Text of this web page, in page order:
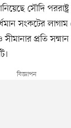
সৌদি
সংকটের লাগাম
প্রতি